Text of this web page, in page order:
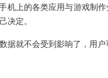
机上的各类应用与游戏制
决定。
就不会受到影响了，用